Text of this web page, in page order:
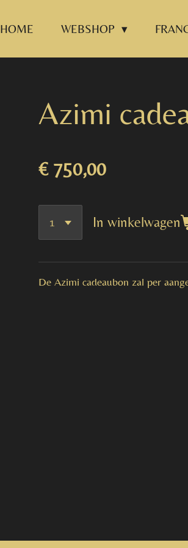
HOME WEBSHOP
Azimi
€ 750,00
In winkelwagen
De Azimi cadeaubon zal per